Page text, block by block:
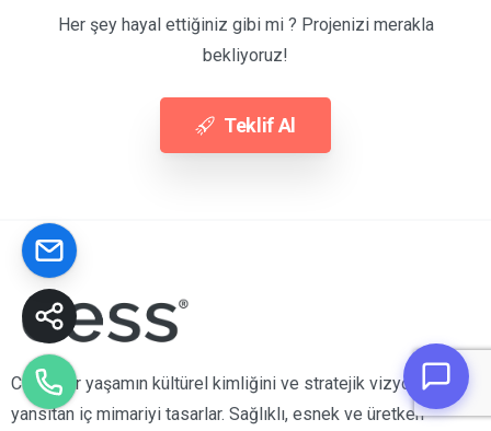
Her şey hayal ettiğiniz gibi mi ? Projenizi merakla
bekliyoruz!
Teklif Al
CESS, bir yaşamın kültürel kimliğini ve stratejik vizyonunu
yansıtan iç mimariyi tasarlar. Sağlıklı, esnek ve üretken
Bizi arayın
Facebook
Hızlı İletişim Formu
Ekibimiz en kısa sürede cevap verecektir.